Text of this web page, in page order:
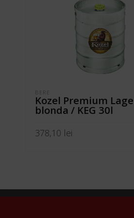
BERE
Kozel Premium
blonda / KEG 30l
378,10 lei